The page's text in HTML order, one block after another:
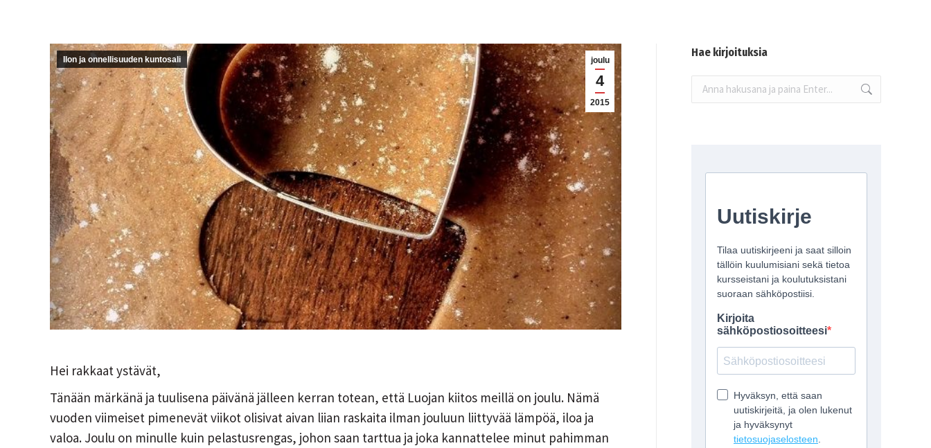
joulu
4
2015
Ilon ja onnellisuuden kuntosali
Hei rakkaat ystävät,
Tänään märkänä ja tuulisena päivänä jälleen kerran totean, että Luojan kiitos meillä on joulu. Nämä
vuoden viimeiset pimenevät viikot olisivat aivan liian raskaita ilman jouluun liittyvää lämpöä, iloa ja
valoa. Joulu on minulle kuin pelastusrengas, johon saan tarttua ja joka kannattelee minut pahimman
Hae kirjoituksia
Search: